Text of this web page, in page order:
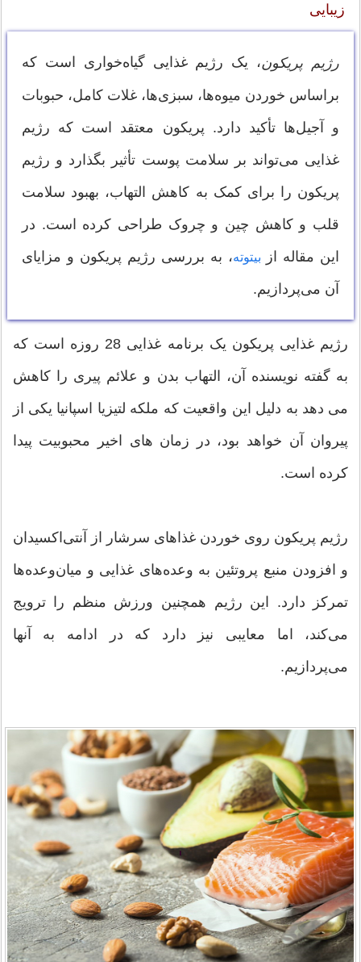
زیبایی
رژیم پریکون، یک رژیم غذایی گیاه‌خواری است که
براساس خوردن میوه‌ها، سبزی‌ها، غلات کامل، حبوبات
و آجیل‌ها تأکید دارد. پریکون معتقد است که رژیم
غذایی می‌تواند بر سلامت پوست تأثیر بگذارد و رژیم
پریکون را برای کمک به کاهش التهاب، بهبود سلامت
قلب و کاهش چین و چروک طراحی کرده است. در
این مقاله از
بیتوته، به بررسی رژیم پریکون و مزایای
آن می‌پردازیم.
رژیم غذایی پریکون یک برنامه غذایی 28 روزه است که
به گفته نویسنده آن، التهاب بدن و علائم پیری را کاهش
می دهد به دلیل این واقعیت که ملکه لتیزیا اسپانیا یکی از
پیروان آن خواهد بود، در زمان های اخیر محبوبیت پیدا
کرده است.
رژیم پریکون روی خوردن غذاهای سرشار از آنتی‌اکسیدان
و افزودن منبع پروتئین به وعده‌های غذایی و میان‌وعده‌ها
تمرکز دارد. این رژیم همچنین ورزش منظم را ترویج
می‌کند، اما معایبی نیز دارد که در ادامه به آنها
می‌پردازیم.